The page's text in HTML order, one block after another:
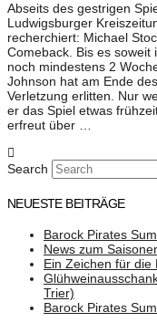
Abseits des gestrigen
Ludwigsburger
recherchiert: Michael
Comeback. Bis es
noch mindestens 2
Johnson hat am Ende
Verletzung erlitten. Nur
er das Spiel etwas
erfreut über …
Search
NEUESTE BEITRÄGE
Barock Pirates
News zum
Ein Zeichen für die
Trier)
Barock Pirates